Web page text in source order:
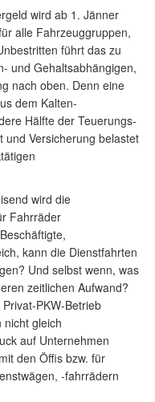
wird ab 1. Jänner
alle Fahrzeuggruppen,
führt das zu
und Gehaltsabhängigen,
nach oben. Denn eine
dem Kalten-
Hälfte der Teuerungs-
und Versicherung belastet
wird die
Fahrräder
kann die Dienstfahrten
Und selbst wenn, was
zeitlichen Aufwand?
PKW-Betrieb
nicht gleich
auf Unternehmen
den Öffis bzw. für
-fahrrädern